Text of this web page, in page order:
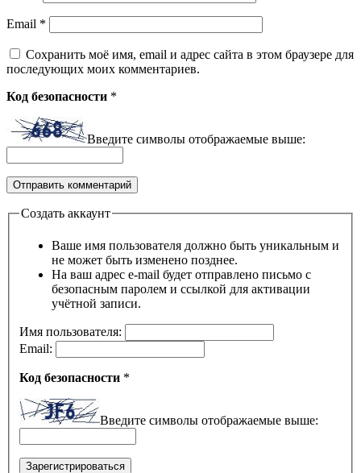
Email *
Сохранить моё имя, email и адрес сайта в этом браузере для
последующих моих комментариев.
Код безопасности *
Введите символы отображаемые выше:
Создать аккаунт
Ваше имя пользователя должно быть уникальным и
не может быть изменено позднее.
На ваш адрес e-mail будет отправлено письмо с
безопасным паролем и ссылкой для активации
учётной записи.
Имя пользователя:
Email:
Код безопасности *
Введите символы отображаемые выше:
Зарегистрироваться